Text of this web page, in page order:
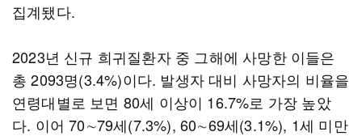
집계됐다.
2023년 신규 희귀질환자 중 그해에 사망한 이들은
총 2093명(3.4%)이다. 발생자 대비 사망자의 비율을
연령대별로 보면 80세 이상이 16.7%로 가장 높았
다. 이어 70∼79세(7.3%), 60∼69세(3.1%), 1세 미만